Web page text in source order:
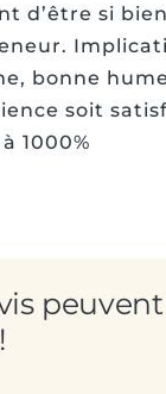
d’être si
bonne
soit
1000%